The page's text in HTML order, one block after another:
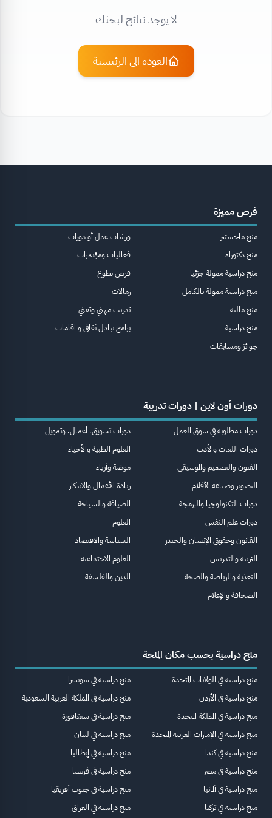
لا يوجد نتائج لبحثك
العودة الى الرئيسية
فرص مميزة
منح ماجستير
منح دكتوراة
منح دراسية ممولة جزئيا
منح دراسية ممولة بالكامل
منح مالية
منح دراسية
جوائز ومسابقات
ورشات عمل أو دورات
فعاليات ومؤتمرات
فرص تطوع
زمالات
تدريب مهني وتقني
برامج تبادل ثقافي و اقامات
دورات أون لاين | دورات تدريبة
دورات مطلوبة في سوق العمل
دورات اللغات والأدب
الفنون والتصميم والموسيقى
التصوير وصناعة الأفلام
دورات التكنولوجيا والبرمجة
دورات علم النفس
القانون وحقوق الإنسان والجندر
التربية والتدريس
التغذية والرياضة والصحة
الصحافة والإعلام
دورات تسويق، أعمال، وتمويل
العلوم الطبية والأحياء
موضة وأزياء
ريادة الأعمال والابتكار
الضيافة والسياحة
العلوم
السياسة والاقتصاد
العلوم الاجتماعية
الدين والفلسفة
منح دراسية بحسب مكان المنحة
منح دراسية في الولايات المتحدة
منح دراسية في الأردن
منح دراسية في المملكة المتحدة
منح دراسية في الإمارات العربية المتحدة
منح دراسية في كندا
منح دراسية في مصر
منح دراسية في ألمانيا
منح دراسية في تركيا
منح دراسية في سويسرا
منح دراسية في المملكة العربية السعودية
منح دراسية في سنغافورة
منح دراسية في لبنان
منح دراسية في إيطاليا
منح دراسية في فرنسا
منح دراسية في جنوب أفريقيا
منح دراسية في العراق